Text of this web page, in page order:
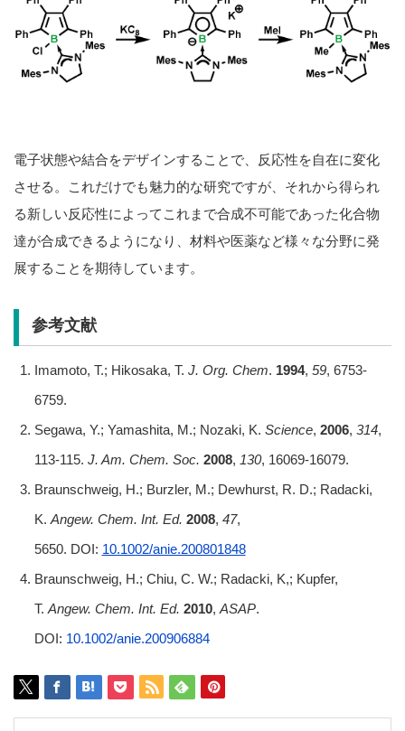
電子状態や結合をデザインすることで、反応性を自在に変化
させる。これだけでも魅力的な研究ですが、それから得られ
る新しい反応性によってこれまで合成不可能であった化合物
達が合成できるようになり、材料や医薬など様々な分野に発
展することを期待しています。
参考文献
Imamoto, T.; Hikosaka, T. J. Org. Chem. 1994, 59, 6753-
6759.
Segawa, Y.; Yamashita, M.; Nozaki, K. Science, 2006, 314,
113-115. J. Am. Chem. Soc. 2008, 130, 16069-16079.
Braunschweig, H.; Burzler, M.; Dewhurst, R. D.; Radacki,
K. Angew. Chem. Int. Ed. 2008, 47,
5650. DOI: 10.1002/anie.200801848
Braunschweig, H.; Chiu, C. W.; Radacki, K,; Kupfer,
T. Angew. Chem. Int. Ed. 2010, ASAP.
DOI: 10.1002/anie.200906884